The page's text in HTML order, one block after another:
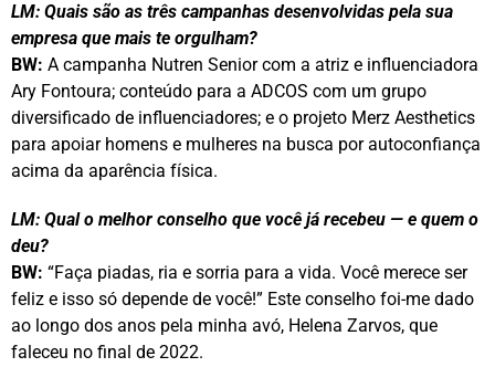
LM: Quais são as três campanhas desenvolvidas pela sua
empresa que mais te orgulham?
BW: A campanha Nutren Senior com a atriz e influenciadora
Ary Fontoura; conteúdo para a ADCOS com um grupo
diversificado de influenciadores; e o projeto Merz Aesthetics
para apoiar homens e mulheres na busca por autoconfiança
acima da aparência física.
LM: Qual o melhor conselho que você já recebeu — e quem o
deu?
BW: “Faça piadas, ria e sorria para a vida. Você merece ser
feliz e isso só depende de você!” Este conselho foi-me dado
ao longo dos anos pela minha avó, Helena Zarvos, que
faleceu no final de 2022.